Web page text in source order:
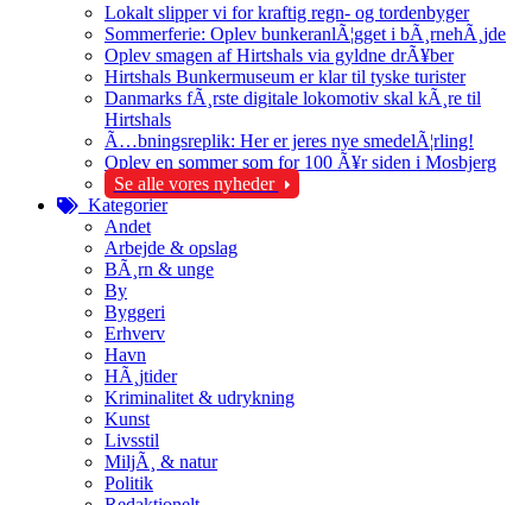
Lokalt slipper vi for kraftig regn- og tordenbyger
Sommerferie: Oplev bunkeranlÃ¦gget i bÃ¸rnehÃ¸jde
Oplev smagen af Hirtshals via gyldne drÃ¥ber
Hirtshals Bunkermuseum er klar til tyske turister
Danmarks fÃ¸rste digitale lokomotiv skal kÃ¸re til
Hirtshals
Ã…bningsreplik: Her er jeres nye smedelÃ¦rling!
Oplev en sommer som for 100 Ã¥r siden i Mosbjerg
Se alle vores nyheder
Kategorier
Andet
Arbejde & opslag
BÃ¸rn & unge
By
Byggeri
Erhverv
Havn
HÃ¸jtider
Kriminalitet & udrykning
Kunst
Livsstil
MiljÃ¸ & natur
Politik